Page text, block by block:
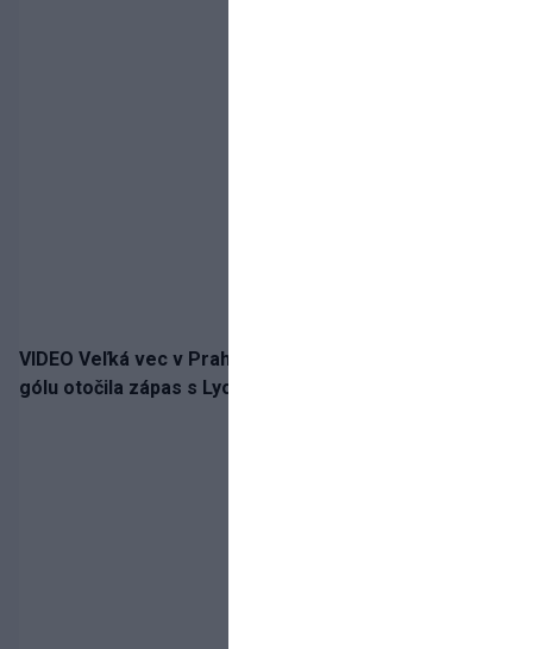
VIDEO Veľká vec v Prahe. Sparta napriek vlastnému
gólu otočila zápas s Lyonom